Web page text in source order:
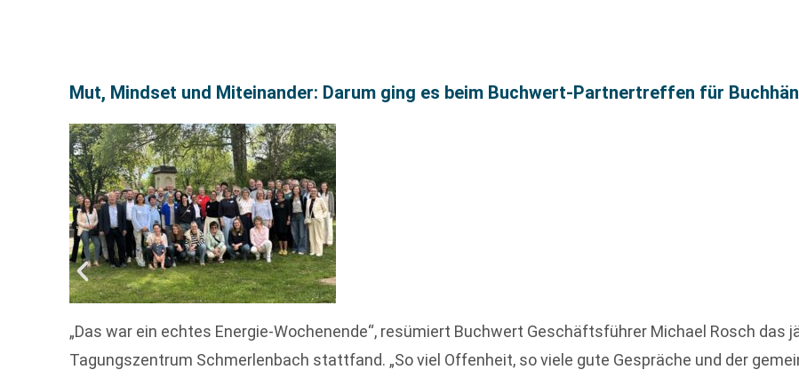
Mut, Mindset und Miteinander: Darum ging es beim Buchwert‑Partnertreffen für
„Das war ein echtes Energie-Wochenende“, resümiert Buchwert Geschäftsführer Michael Rosch das
Tagungszentrum Schmerlenbach stattfand. „So viel Offenheit, so viele gute Gespräche und der